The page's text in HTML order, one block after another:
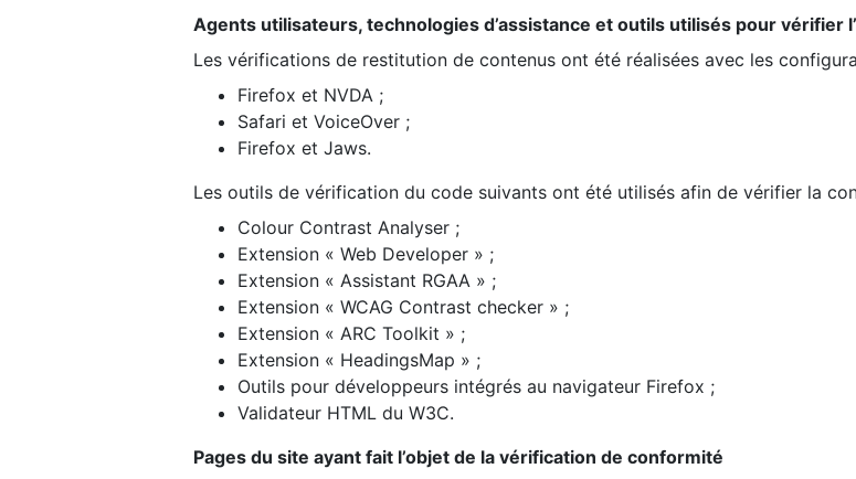
Agents utilisateurs, technologies d’assistance et outils utilisés pour vérifier
Les vérifications de restitution de contenus ont été réalisées avec les
Firefox et NVDA ;
Safari et VoiceOver ;
Firefox et Jaws.
Les outils de vérification du code suivants ont été utilisés afin de vérifier la
Colour Contrast Analyser ;
Extension « Web Developer » ;
Extension « Assistant RGAA » ;
Extension « WCAG Contrast checker » ;
Extension « ARC Toolkit » ;
Extension « HeadingsMap » ;
Outils pour développeurs intégrés au navigateur Firefox ;
Validateur HTML du W3C.
Pages du site ayant fait l’objet de la vérification de conformité